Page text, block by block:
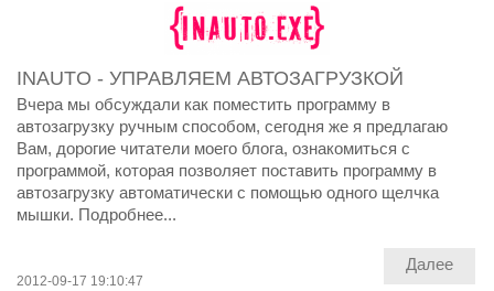
INAUTO - УПРАВЛЯЕМ АВТОЗАГРУЗКОЙ
Вчера мы обсуждали как поместить программу в
автозагрузку ручным способом, сегодня же я предлагаю
Вам, дорогие читатели моего блога, ознакомиться с
программой, которая позволяет поставить программу в
автозагрузку автоматически с помощью одного щелчка
мышки. Подробнее...
2012-09-17 19:10:47
Далее